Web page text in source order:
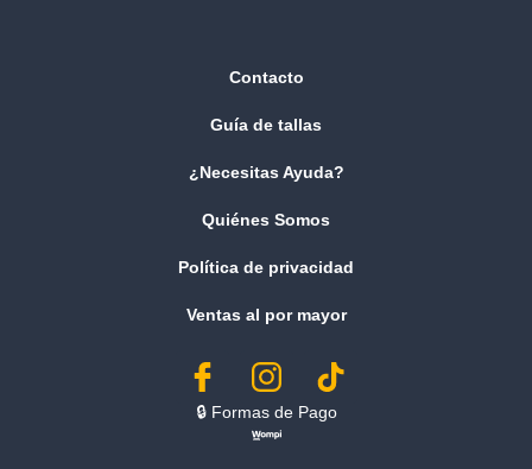
Contacto
Guía de tallas
¿Necesitas Ayuda?
Quiénes Somos
Política de privacidad
Ventas al por mayor
🔒︎ Formas de Pago